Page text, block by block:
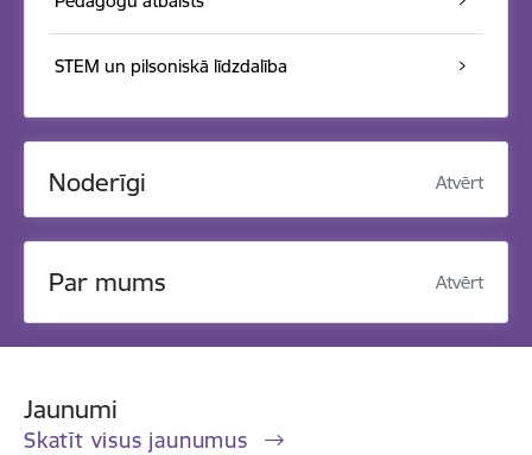
STEM un pilsoniskā līdzdalība
Noderīgi Atvērt
Par mums Atvērt
Jaunumi
Skatīt visus jaunumus